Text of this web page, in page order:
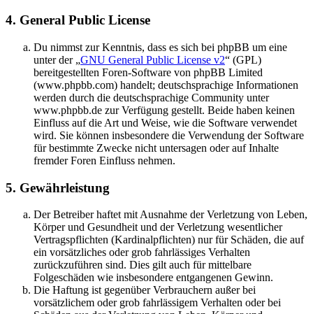
4. General Public License
Du nimmst zur Kenntnis, dass es sich bei phpBB um eine
unter der „GNU General Public License v2“ (GPL)
bereitgestellten Foren-Software von phpBB Limited
(www.phpbb.com) handelt; deutschsprachige Informationen
werden durch die deutschsprachige Community unter
www.phpbb.de zur Verfügung gestellt. Beide haben keinen
Einfluss auf die Art und Weise, wie die Software verwendet
wird. Sie können insbesondere die Verwendung der Software
für bestimmte Zwecke nicht untersagen oder auf Inhalte
fremder Foren Einfluss nehmen.
5. Gewährleistung
Der Betreiber haftet mit Ausnahme der Verletzung von Leben,
Körper und Gesundheit und der Verletzung wesentlicher
Vertragspflichten (Kardinalpflichten) nur für Schäden, die auf
ein vorsätzliches oder grob fahrlässiges Verhalten
zurückzuführen sind. Dies gilt auch für mittelbare
Folgeschäden wie insbesondere entgangenen Gewinn.
Die Haftung ist gegenüber Verbrauchern außer bei
vorsätzlichem oder grob fahrlässigem Verhalten oder bei